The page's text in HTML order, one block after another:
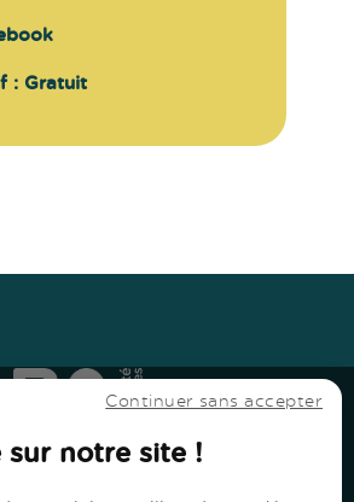
: Gratuit
Continuer sans accepter
sur notre site !